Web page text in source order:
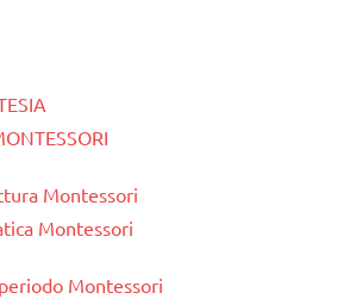
Montessori
Montessori
Montessori